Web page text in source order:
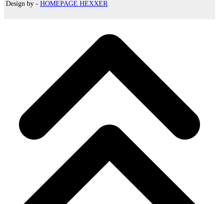
Design by - HOMEPAGE HEXXER